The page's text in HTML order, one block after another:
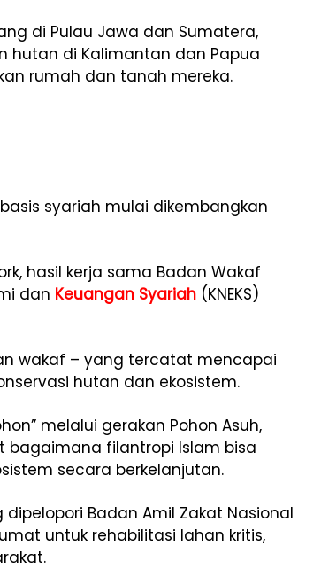
di Pulau Jawa dan Sumatera,
hutan di Kalimantan dan Papua
rumah dan tanah mereka.
syariah mulai dikembangkan
hasil kerja sama Badan Wakaf
dan Keuangan Syariah (KNEKS)
wakaf – yang tercatat mencapai
hutan dan ekosistem.
melalui gerakan Pohon Asuh,
bagaimana filantropi Islam bisa
secara berkelanjutan.
Badan Amil Zakat Nasional
untuk rehabilitasi lahan kritis,